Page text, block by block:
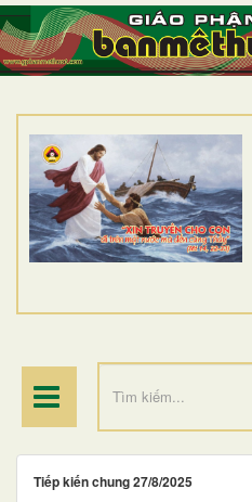
TRANG NHẤT
GIỚI THIỆU
DÒNG TU
BAN MỤC VỤ
ĐOÀN THỂ CG
ĐIỂM HÀNH HƯƠNG
Tiếp kiến chung 27/8/2025